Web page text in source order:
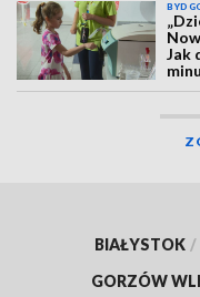
Jak
BIAŁYSTOK /
GORZÓW